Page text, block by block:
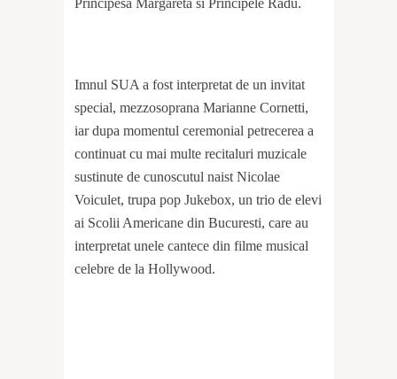
Imnul SUA a fost interpretat de un invitat
special, mezzosoprana Marianne Cornetti,
iar dupa momentul ceremonial petrecerea a
continuat cu mai multe recitaluri muzicale
sustinute de cunoscutul naist Nicolae
Voiculet, trupa pop Jukebox, un trio de elevi
ai Scolii Americane din Bucuresti, care au
interpretat unele cantece din filme musical
celebre de la Hollywood.